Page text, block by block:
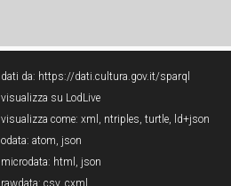
dati da: https://dati.cultura.gov.it/sparql
visualizza su LodLive
visualizza come: xml , ntriples, turtle, ld+json
odata: atom, json
microdata: html , json
rawdata: csv, cxml